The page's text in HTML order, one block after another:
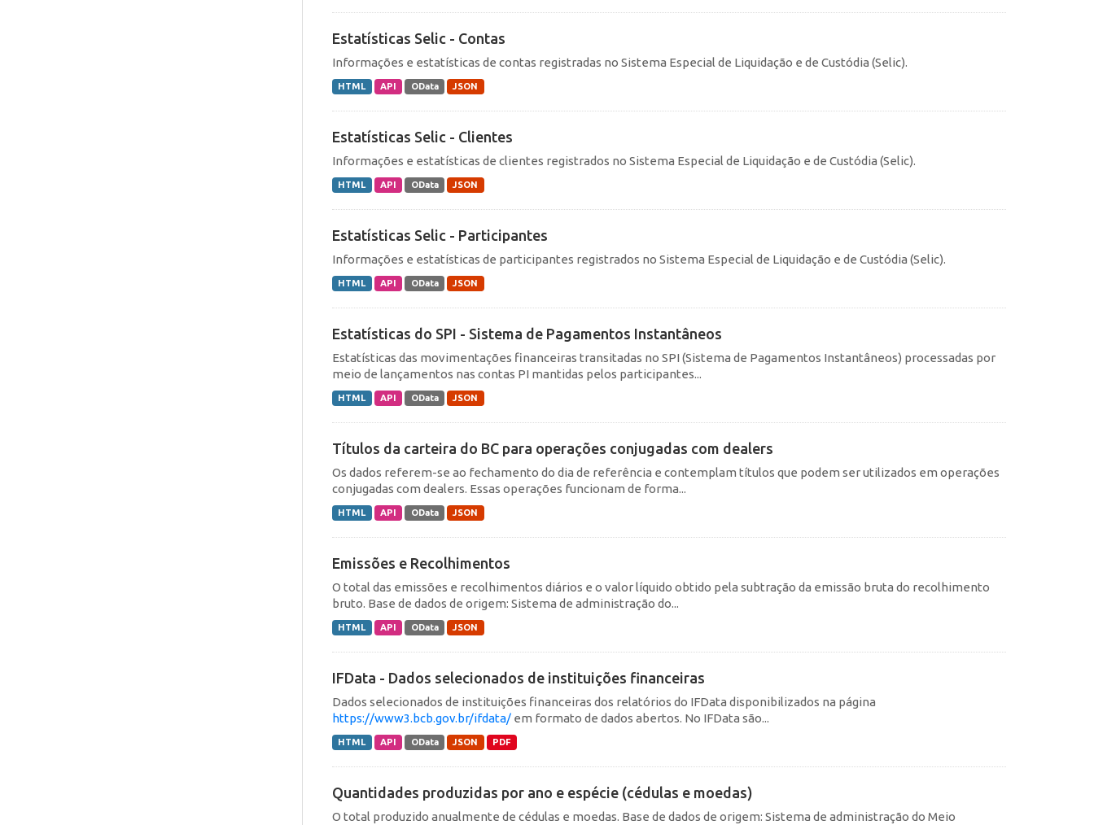
Estatísticas Selic - Contas
Informações e estatísticas de contas registradas no Sistema Especial de Liquidação e de Custódia (Selic).
HTML API OData JSON
Estatísticas Selic - Clientes
Informações e estatísticas de clientes registrados no Sistema Especial de Liquidação e de Custódia (Selic).
HTML API OData JSON
Estatísticas Selic - Participantes
Informações e estatísticas de participantes registrados no Sistema Especial de Liquidação e de Custódia (Selic).
HTML API OData JSON
Estatísticas do SPI - Sistema de Pagamentos Instantâneos
Estatísticas das movimentações financeiras transitadas no SPI (Sistema de Pagamentos Instantâneos) processadas por
meio de lançamentos nas contas PI mantidas pelos participantes...
HTML API OData JSON
Títulos da carteira do BC para operações conjugadas com dealers
Os dados referem-se ao fechamento do dia de referência e contemplam títulos que podem ser utilizados em operações
conjugadas com dealers. Essas operações funcionam de forma...
HTML API OData JSON
Emissões e Recolhimentos
O total das emissões e recolhimentos diários e o valor líquido obtido pela subtração da emissão bruta do recolhimento
bruto. Base de dados de origem: Sistema de administração do...
HTML API OData JSON
IFData - Dados selecionados de instituições financeiras
Dados selecionados de instituições financeiras dos relatórios do IFData disponibilizados na página
https://www3.bcb.gov.br/ifdata/ em formato de dados abertos. No IFData são...
HTML API OData JSON PDF
Quantidades produzidas por ano e espécie (cédulas e moedas)
O total produzido anualmente de cédulas e moedas. Base de dados de origem: Sistema de administração do Meio